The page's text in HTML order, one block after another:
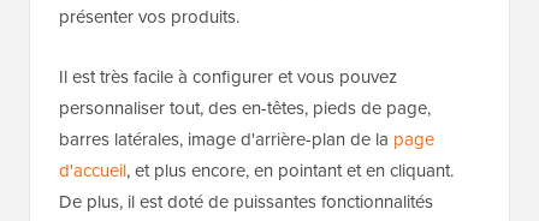
présenter vos produits.
Il est très facile à configurer et vous pouvez
personnaliser tout, des en-têtes, pieds de page,
barres latérales, image d'arrière-plan de la page
d'accueil, et plus encore, en pointant et en cliquant.
De plus, il est doté de puissantes fonctionnalités